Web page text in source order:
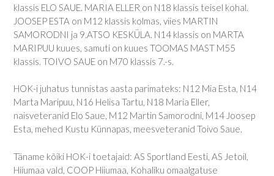
klassis ELO SAUE. MARIA ELLER on N18 klassis teisel kohal.
JOOSEP ESTA on M12 klassis kolmas, viies MARTIN
SAMORODNI ja 9.ATSO KESKÜLA. N14 klassis on MARTA
MARIPUU kuues, samuti on kuues TOOMAS MAST M55
klassis. TOIVO SAUE on M70 klassis 7.-s.
HOK-i juhatus tunnistas aasta parimateks: N12 Mia Esta, N14
Marta Maripuu, N16 Helisa Tartu, N18 Maria Eller,
naisveteranid Elo Saue, M12 Martin Samorodni, M14 Joosep
Esta, mehed Kustu Künnapas, meesveteranid Toivo Saue.
Täname kõiki HOK-i toetajaid: AS Sportland Eesti, AS Jetoil,
Hiiumaa vald, COOP Hiiumaa, Kohaliku omaalgatuse